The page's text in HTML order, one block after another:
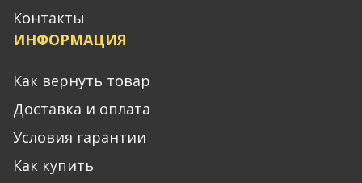
Контакты
ИНФОРМАЦИЯ
Как вернуть товар
Доставка и оплата
Условия гарантии
Как купить